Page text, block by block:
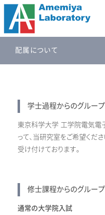
配属について
学士過程からのグルー
東京科学大学 工学院電気電
って、当研究室をご希望くだ
受け付けております。
修士課程からのグルー
通常の大学院入試